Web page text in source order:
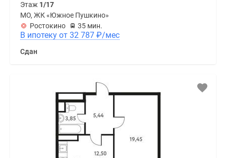
Этаж 1/17
МО, ЖК «Южное Пушкино»
Ростокино
35 мин.
В ипотеку от 32 787 ₽/мес
Сдан